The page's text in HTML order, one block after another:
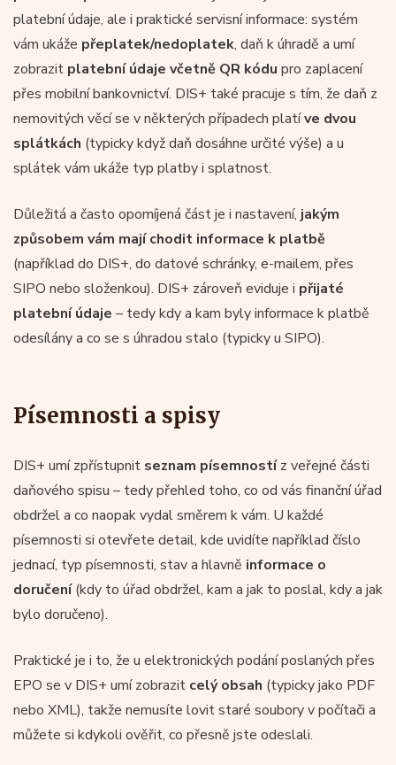
platební údaje, ale i praktické servisní informace: systém
vám ukáže přeplatek/nedoplatek, daň k úhradě a umí
zobrazit platební údaje včetně QR kódu pro zaplacení
přes mobilní bankovnictví. DIS+ také pracuje s tím, že daň z
nemovitých věcí se v některých případech platíve dvou
splátkách (typicky když daň dosáhne určité výše) a u
splátek vám ukáže typ platby i splatnost.
Důležitá a často opomíjená část je i nastavení, jakým
způsobem vám mají chodit informace k platbě
(například do DIS+, do datové schránky, e-mailem, přes
SIPO nebo složenkou). DIS+ zároveň eviduje i přijaté
platební údaje – tedy kdy a kam byly informace k platbě
odesílány a co se s úhradou stalo (typicky u SIPO).
Písemnosti a spisy
DIS+ umí zpřístupnit seznam písemnostíz veřejné části
daňového spisu – tedy přehled toho, co od vás finanční úřad
obdržel a co naopak vydal směrem k vám. U každé
písemnosti si otevřete detail, kde uvidíte například číslo
jednací, typ písemnosti, stav a hlavně informace o
doručení(kdy to úřad obdržel, kam a jak to poslal, kdy a jak
bylo doručeno).
Praktické je i to, že u elektronických podání poslaných přes
EPO se v DIS+ umí zobrazit celý obsah (typicky jako PDF
nebo XML), takže nemusíte lovit staré soubory v počítači a
můžete si kdykoli ověřit, co přesně jste odeslali.